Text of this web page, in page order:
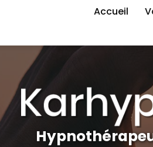
Navigation principale
Accueil